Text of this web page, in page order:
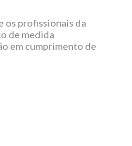
os profissionais da
de medida
em cumprimento de